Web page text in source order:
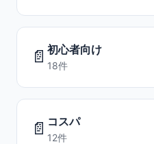
📄 初心者向け
18件
📄 コスパ
12件